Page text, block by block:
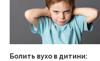
Болить вухо в дитини: